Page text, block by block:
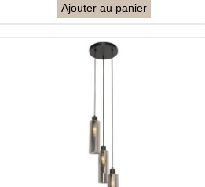
Ajouter au panier